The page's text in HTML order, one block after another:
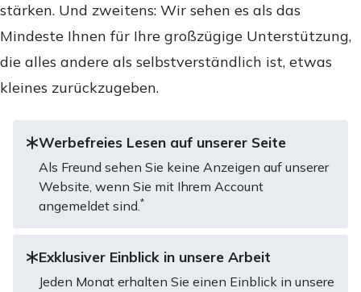
stärken. Und zweitens: Wir sehen es als das
Mindeste Ihnen für Ihre großzügige Unterstützung,
die alles andere als selbstverständlich ist, etwas
kleines zurückzugeben.
Werbefreies Lesen auf unserer Seite
Als Freund sehen Sie keine Anzeigen auf unserer
Website, wenn Sie mit Ihrem Account
angemeldet sind.*
Exklusiver Einblick in unsere Arbeit
Jeden Monat erhalten Sie einen Einblick in unsere